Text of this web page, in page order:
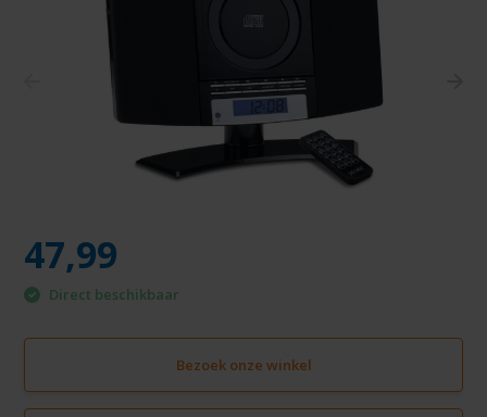
47,99
Direct beschikbaar
Bezoek onze winkel